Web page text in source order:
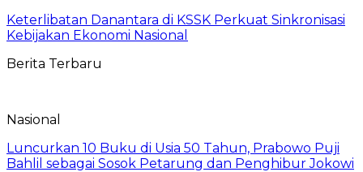
Keterlibatan Danantara di KSSK Perkuat Sinkronisasi
Kebijakan Ekonomi Nasional
Berita Terbaru
Nasional
Luncurkan 10 Buku di Usia 50 Tahun, Prabowo Puji
Bahlil sebagai Sosok Petarung dan Penghibur Jokowi